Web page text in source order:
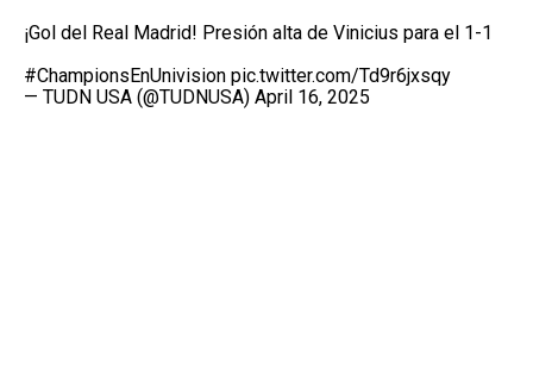
¡Gol del Real Madrid! Presión alta de Vinicius para el 1-1
#ChampionsEnUnivision pic.twitter.com/Td9r6jxsqy
— TUDN USA (@TUDNUSA) April 16, 2025